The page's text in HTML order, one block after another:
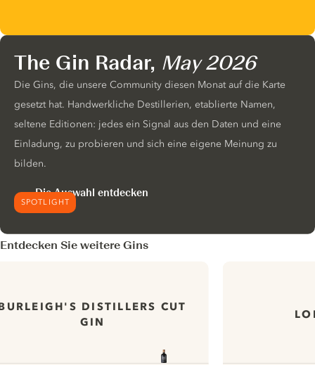
SPOTLIGHT
The Gin Radar, May 2026
Die Gins, die unsere Community diesen Monat auf die Karte
gesetzt hat. Handwerkliche Destillerien, etablierte Namen,
seltene Editionen: jedes ein Signal aus den Daten und eine
Einladung, zu probieren und sich eine eigene Meinung zu
bilden.
Die Auswahl entdecken
Entdecken Sie weitere Gins
DISTILLERS CUT
GIN